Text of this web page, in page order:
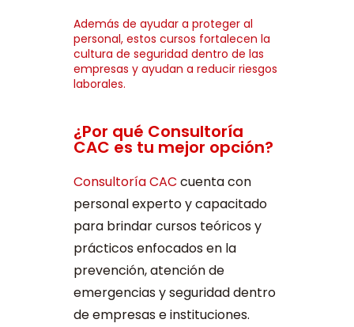
Además de ayudar a proteger al
personal, estos cursos fortalecen la
cultura de seguridad dentro de las
empresas y ayudan a reducir riesgos
laborales.
¿Por qué Consultoría
CAC es tu mejor opción?
Consultoría CAC cuenta con
personal experto y capacitado
para brindar cursos teóricos y
prácticos enfocados en la
prevención, atención de
emergencias y seguridad dentro
de empresas e instituciones.